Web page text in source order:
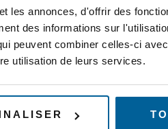
les annonces, d'offrir des
des informations sur
peuvent combiner celles-ci
utilisation de leurs services.
SUPPORT
Support
Outils de
Services